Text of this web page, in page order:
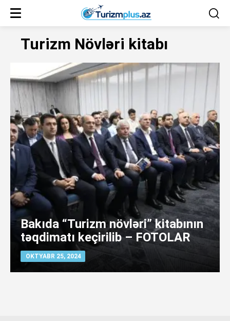
Turizm Növləri kitabı
Bakıda “Turizm növləri” kitabının
təqdimatı keçirilib – FOTOLAR
OKTYABR 25, 2024